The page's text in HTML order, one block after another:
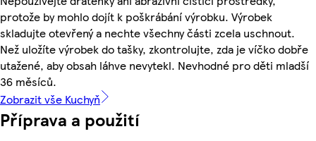
protože by mohlo dojít k poškrábání výrobku. Výrobek
skladujte otevřený a nechte všechny části zcela uschnout.
Než uložíte výrobek do tašky, zkontrolujte, zda je víčko dobře
utažené, aby obsah láhve nevytekl. Nevhodné pro děti mladší
36 měsíců.
Zobrazit vše Kuchyň
Příprava a použití